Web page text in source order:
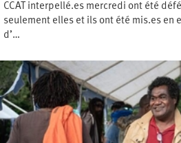
CCAT interpellé.es mercredi ont été
seulement elles et ils ont été mis.es en
d’…